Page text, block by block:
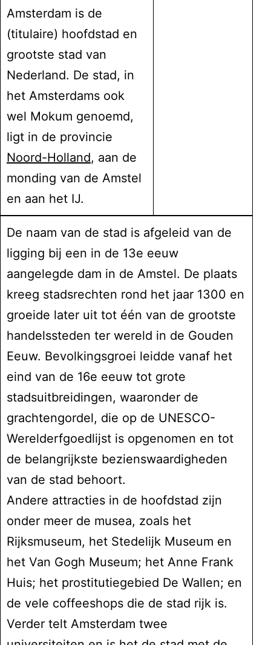
Amsterdam is de
(titulaire) hoofdstad en
grootste stad van
Nederland. De stad, in
het Amsterdams ook
wel Mokum genoemd,
ligt in de provincie
Noord-Holland, aan de
monding van de Amstel
en aan het IJ.
De naam van de stad is afgeleid van de
ligging bij een in de 13e eeuw
aangelegde dam in de Amstel. De plaats
kreeg stadsrechten rond het jaar 1300 en
groeide later uit tot één van de grootste
handelssteden ter wereld in de Gouden
Eeuw. Bevolkingsgroei leidde vanaf het
eind van de 16e eeuw tot grote
stadsuitbreidingen, waaronder de
grachtengordel, die op de UNESCO-
Werelderfgoedlijst is opgenomen en tot
de belangrijkste bezienswaardigheden
van de stad behoort.
Andere attracties in de hoofdstad zijn
onder meer de musea, zoals het
Rijksmuseum, het Stedelijk Museum en
het Van Gogh Museum; het Anne Frank
Huis; het prostitutiegebied De Wallen; en
de vele coffeeshops die de stad rijk is.
Verder telt Amsterdam twee